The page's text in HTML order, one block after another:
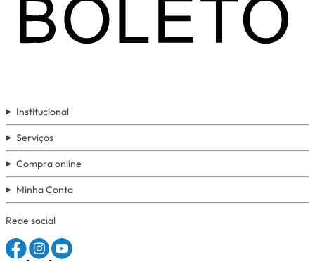
Institucional
Serviços
Compra online
Minha Conta
Rede social